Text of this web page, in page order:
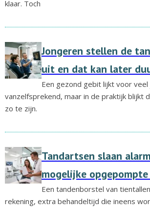
klaar. Toch
Jongeren stellen de
uit en dat kan later
Een gezond gebit lijkt voor
vanzelfsprekend, maar in de praktijk blijkt
zo te zijn.
Tandartsen slaan
mogelijke
Een tandenborstel van
rekening, extra behandeltijd die ineens